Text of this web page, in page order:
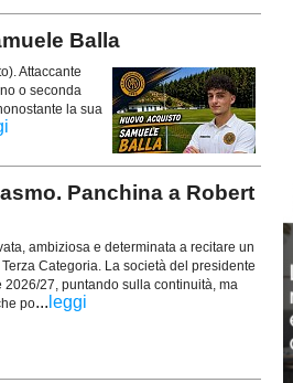
Balla
Attaccante
o seconda
la sua
Panchina a Robert
ambiziosa e determinata a recitare un
Categoria. La società del presidente
27, puntando sulla continuità, ma
po... leggi